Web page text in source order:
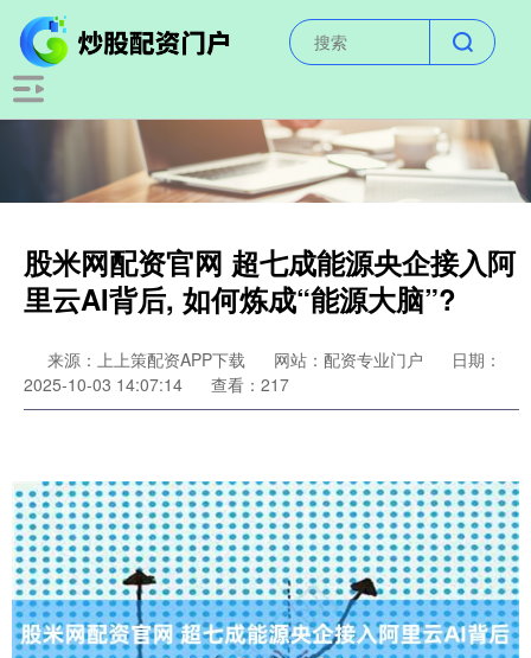
股米网配资官网 超七成能源央企接入阿
里云AI背后, 如何炼成“能源大脑”?
来源：上上策配资APP下载 网站：配资专业门户
日期：
2025-10-03 14:07:14
查看：217